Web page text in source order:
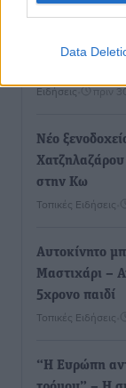
Data
απειλεί τη
Ειδήσεις• πριν
Νέο
στην Κω
Τοπικές Ειδήσεις
Αυτοκίνητο
Μαστιχάρι –
5χρονο παιδί
Τοπικές Ειδήσεις
“Η Ευρώπη